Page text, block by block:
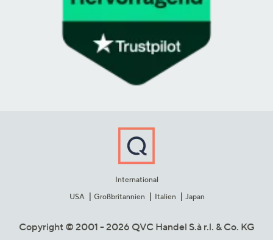
International
USA
Großbritannien Italien Japan
Copyright © 2001 - 2026 QVC Handel S.à r.l. & Co. KG